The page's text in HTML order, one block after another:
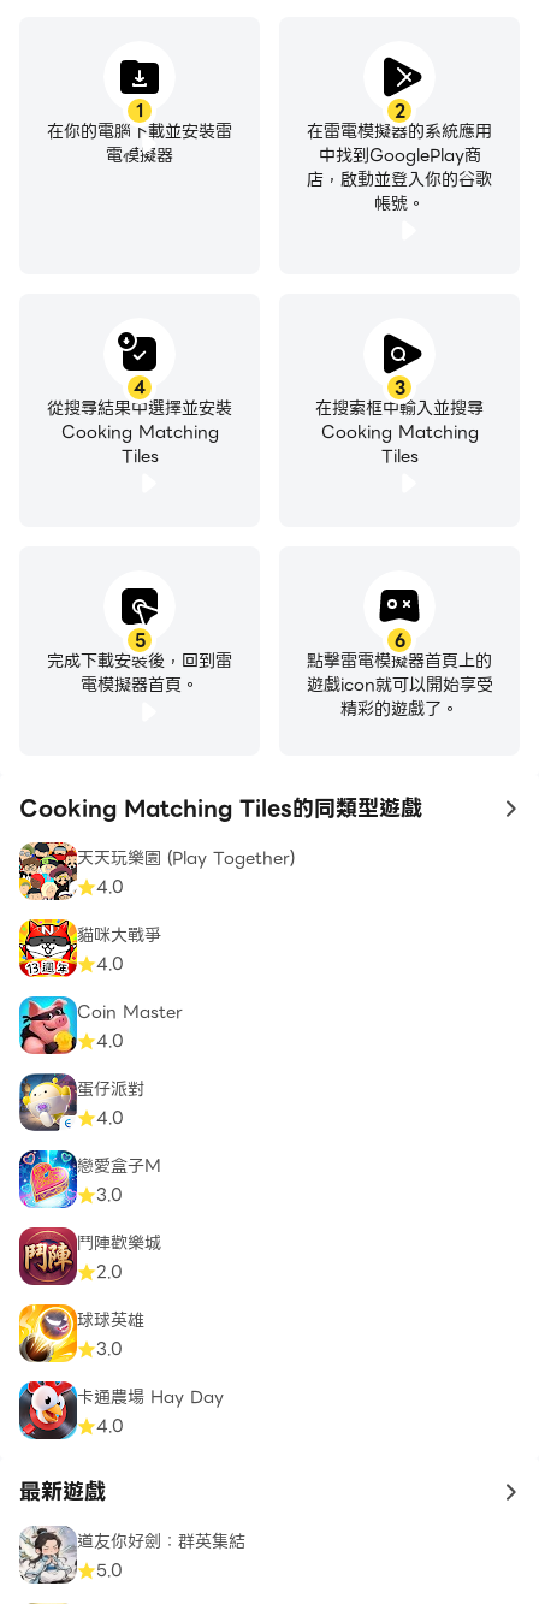
1
在你的電腦下載並安裝雷
電模擬器
2
在雷電模擬器的系統應用
中找到GooglePlay商
店，啟動並登入你的谷歌
帳號。
3
在搜索框中輸入並搜尋
Cooking Matching
Tiles
4
從搜尋結果中選擇並安裝
Cooking Matching
Tiles
5
完成下載安裝後，回到雷
電模擬器首頁。
6
點擊雷電模擬器首頁上的
遊戲icon就可以開始享受
精彩的遊戲了。
Cooking Matching Tiles的同類型遊戲 to
天天玩樂園 (Play Together)
4.0
貓咪大戰爭
4.0
Coin Master
4.0
蛋仔派對
4.0
戀愛盒子M
3.0
鬥陣歡樂城
2.0
球球英雄
3.0
卡通農場 Hay Day
4.0
最新遊戲 to
道友你好劍：群英集結
5.0